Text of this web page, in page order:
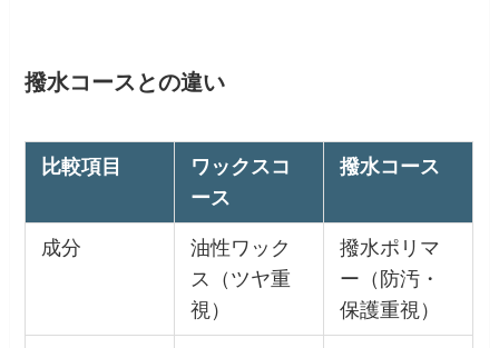
撥水コースとの違い
比較項目
ワックスコ
ース
撥水コース
成分
油性ワック
ス（ツヤ重
視）
撥水ポリマ
ー（防汚・
保護重視）